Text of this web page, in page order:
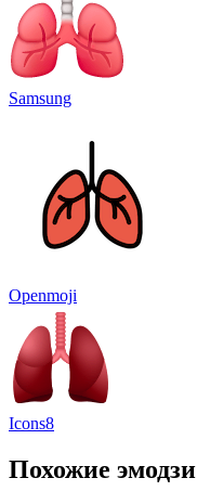
Samsung
Openmoji
Icons8
Похожие эмодзи